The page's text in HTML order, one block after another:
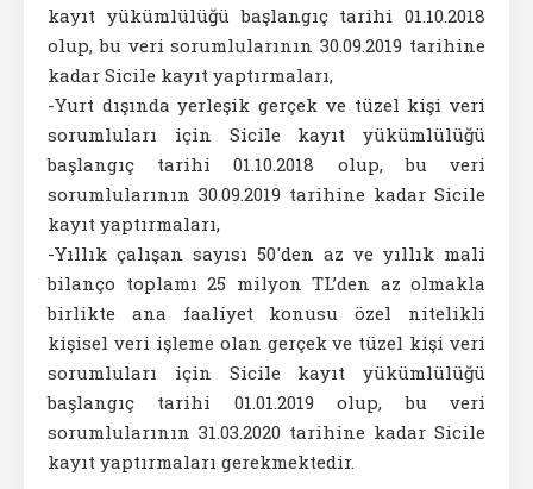
kayıt yükümlülüğü başlangıç tarihi 01.10.2018
olup, bu veri sorumlularının 30.09.2019 tarihine
kadar Sicile kayıt yaptırmaları,
-Yurt dışında yerleşik gerçek ve tüzel kişi veri
sorumluları için Sicile kayıt yükümlülüğü
başlangıç tarihi 01.10.2018 olup, bu veri
sorumlularının 30.09.2019 tarihine kadar Sicile
kayıt yaptırmaları,
-Yıllık çalışan sayısı 50'den az ve yıllık mali
bilanço toplamı 25 milyon TL’den az olmakla
birlikte ana faaliyet konusu özel nitelikli
kişisel veri işleme olan gerçek ve tüzel kişi veri
sorumluları için Sicile kayıt yükümlülüğü
başlangıç tarihi 01.01.2019 olup, bu veri
sorumlularının 31.03.2020 tarihine kadar Sicile
kayıt yaptırmaları gerekmektedir.